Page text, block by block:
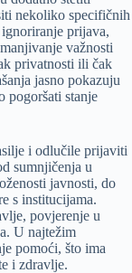
nekoliko specifičnih
prijava,
važnosti
privatnosti ili čak
jasno pokazuju
pogoršati stanje
i odlučile prijaviti
sumnjičenja u
javnosti, do
s institucijama.
povjerenje u
U najtežim
pomoći, što ima
i zdravlje.